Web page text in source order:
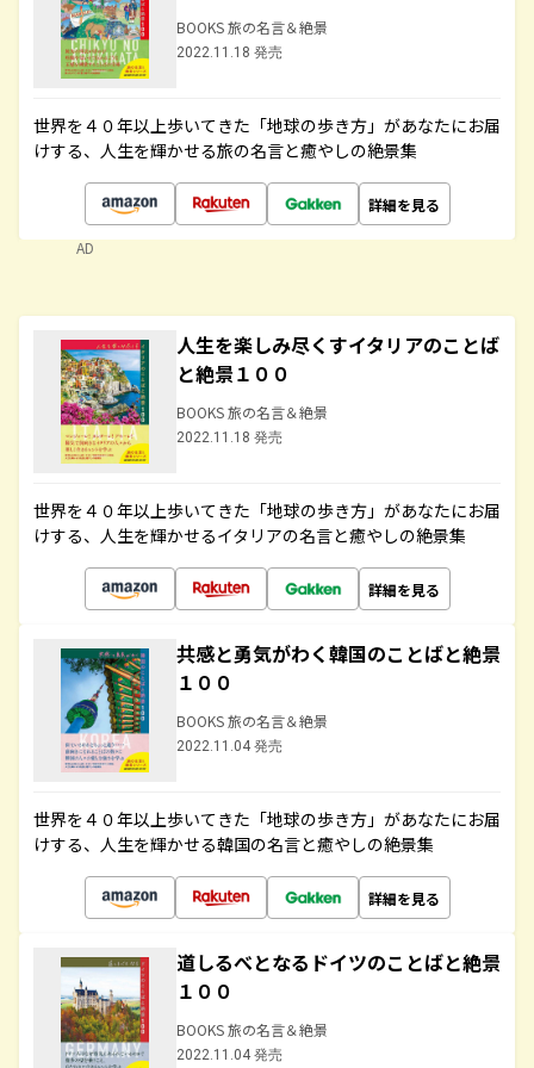
BOOKS 旅の名言＆絶景
2022.11.18 発売
世界を４０年以上歩いてきた「地球の歩き方」があなたにお届
けする、人生を輝かせる旅の名言と癒やしの絶景集
詳細を見る
AD
人生を楽しみ尽くすイタリアのことば
と絶景１００
BOOKS 旅の名言＆絶景
2022.11.18 発売
世界を４０年以上歩いてきた「地球の歩き方」があなたにお届
けする、人生を輝かせるイタリアの名言と癒やしの絶景集
詳細を見る
共感と勇気がわく韓国のことばと絶景
１００
BOOKS 旅の名言＆絶景
2022.11.04 発売
世界を４０年以上歩いてきた「地球の歩き方」があなたにお届
けする、人生を輝かせる韓国の名言と癒やしの絶景集
詳細を見る
道しるべとなるドイツのことばと絶景
１００
BOOKS 旅の名言＆絶景
2022.11.04 発売